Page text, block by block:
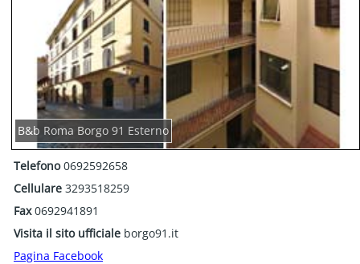
B&b Roma Borgo 91 Esterno
Telefono0692592658
Cellulare 3293518259
Fax0692941891
Visita il sito ufficiale borgo91.it
Pagina Facebook